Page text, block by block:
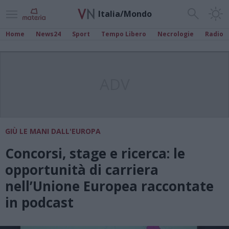
Italia/Mondo
Home News24 Sport Tempo Libero Necrologie Radio
GIÙ LE MANI DALL'EUROPA
Concorsi, stage e ricerca: le
opportunità di carriera
nell’Unione Europea raccontate
in podcast